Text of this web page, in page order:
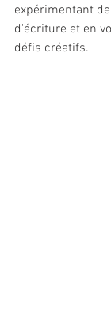
expérimentant
d'écriture et en
défis créatifs.